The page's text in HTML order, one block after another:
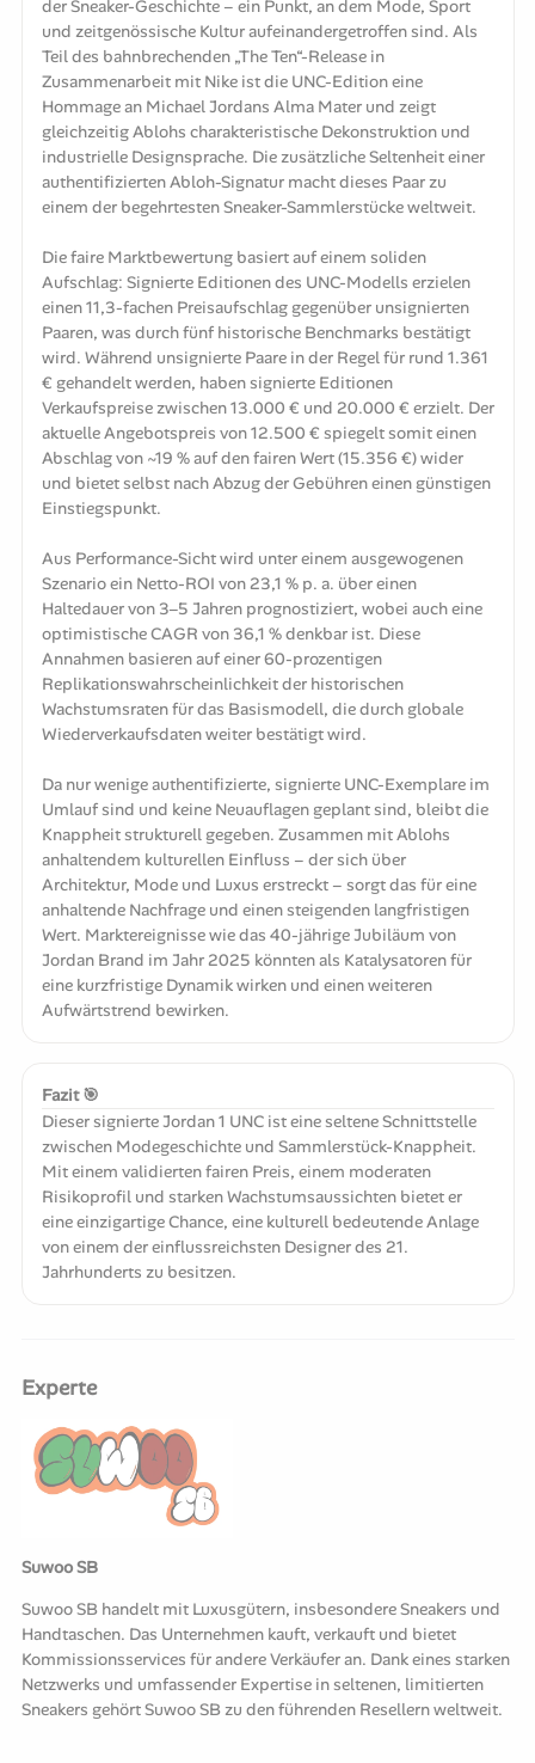
der Sneaker-Geschichte – ein Punkt, an dem Mode, Sport
und zeitgenössische Kultur aufeinandergetroffen sind. Als
Teil des bahnbrechenden „The Ten“-Release in
Zusammenarbeit mit Nike ist die UNC-Edition eine
Hommage an Michael Jordans Alma Mater und zeigt
gleichzeitig Ablohs charakteristische Dekonstruktion und
industrielle Designsprache. Die zusätzliche Seltenheit einer
authentifizierten Abloh-Signatur macht dieses Paar zu
einem der begehrtesten Sneaker-Sammlerstücke weltweit.
Die faire Marktbewertung basiert auf einem soliden
Aufschlag: Signierte Editionen des UNC-Modells erzielen
einen 11,3-fachen Preisaufschlag gegenüber unsignierten
Paaren, was durch fünf historische Benchmarks bestätigt
wird. Während unsignierte Paare in der Regel für rund 1.361
€ gehandelt werden, haben signierte Editionen
Verkaufspreise zwischen 13.000 € und 20.000 € erzielt. Der
aktuelle Angebotspreis von 12.500 € spiegelt somit einen
Abschlag von ~19 % auf den fairen Wert (15.356 €) wider
und bietet selbst nach Abzug der Gebühren einen günstigen
Einstiegspunkt.
Aus Performance-Sicht wird unter einem ausgewogenen
Szenario ein Netto-ROI von 23,1 % p. a. über einen
Haltedauer von 3–5 Jahren prognostiziert, wobei auch eine
optimistische CAGR von 36,1 % denkbar ist. Diese
Annahmen basieren auf einer 60-prozentigen
Replikationswahrscheinlichkeit der historischen
Wachstumsraten für das Basismodell, die durch globale
Wiederverkaufsdaten weiter bestätigt wird.
Da nur wenige authentifizierte, signierte UNC-Exemplare im
Umlauf sind und keine Neuauflagen geplant sind, bleibt die
Knappheit strukturell gegeben. Zusammen mit Ablohs
anhaltendem kulturellen Einfluss – der sich über
Architektur, Mode und Luxus erstreckt – sorgt das für eine
anhaltende Nachfrage und einen steigenden langfristigen
Wert. Marktereignisse wie das 40-jährige Jubiläum von
Jordan Brand im Jahr 2025 könnten als Katalysatoren für
eine kurzfristige Dynamik wirken und einen weiteren
Aufwärtstrend bewirken.
Fazit 🎯
Dieser signierte Jordan 1 UNC ist eine seltene Schnittstelle
zwischen Modegeschichte und Sammlerstück-Knappheit.
Mit einem validierten fairen Preis, einem moderaten
Risikoprofil und starken Wachstumsaussichten bietet er
eine einzigartige Chance, eine kulturell bedeutende Anlage
von einem der einflussreichsten Designer des 21.
Jahrhunderts zu besitzen.
Experte
Suwoo SB
Suwoo SB handelt mit Luxusgütern, insbesondere Sneakers und
Handtaschen. Das Unternehmen kauft, verkauft und bietet
Kommissionsservices für andere Verkäufer an. Dank eines starken
Netzwerks und umfassender Expertise in seltenen, limitierten
Sneakers gehört Suwoo SB zu den führenden Resellern weltweit.